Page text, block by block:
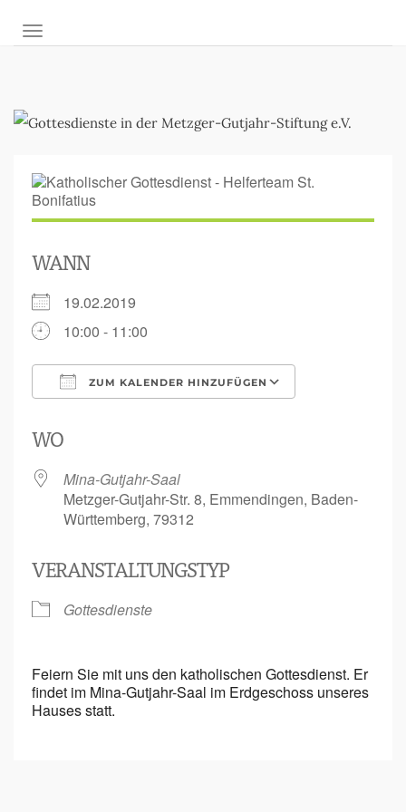
NAVIGATION UMSCHALTEN
WANN
19.02.2019
10:00 - 11:00
ZUM KALENDER HINZUFÜGEN
WO
Mina-Gutjahr-Saal
Metzger-Gutjahr-Str. 8, Emmendingen, Baden-
Württemberg, 79312
VERANSTALTUNGSTYP
Gottesdienste
Feiern Sie mit uns den katholischen Gottesdienst. Er
findet im Mina-Gutjahr-Saal im Erdgeschoss unseres
Hauses statt.